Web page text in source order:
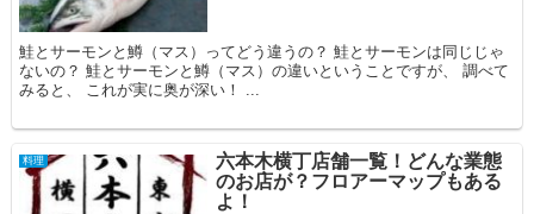
鮭とサーモンと鱒（マス）ってどう違うの？ 鮭とサーモンは同じじゃ
ないの？ 鮭とサーモンと鱒（マス）の違いということですが、 調べて
みると、 これが実に奥が深い！ ...
料理
六本木横丁店舗一覧！どんな業態
のお店が？フロアーマップもある
よ！